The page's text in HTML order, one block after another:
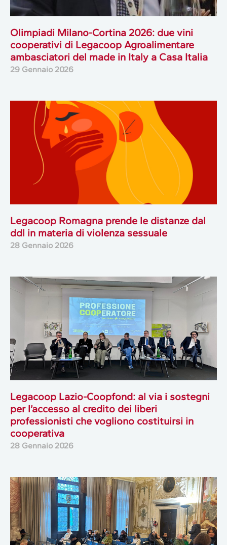
Olimpiadi Milano-Cortina 2026: due vini
cooperativi di Legacoop Agroalimentare
ambasciatori del made in Italy a Casa Italia
29 Gennaio 2026
Legacoop Romagna prende le distanze dal
ddl in materia di violenza sessuale
28 Gennaio 2026
Legacoop Lazio-Coopfond: al via i sostegni
per l’accesso al credito dei liberi
professionisti che vogliono costituirsi in
cooperativa
28 Gennaio 2026